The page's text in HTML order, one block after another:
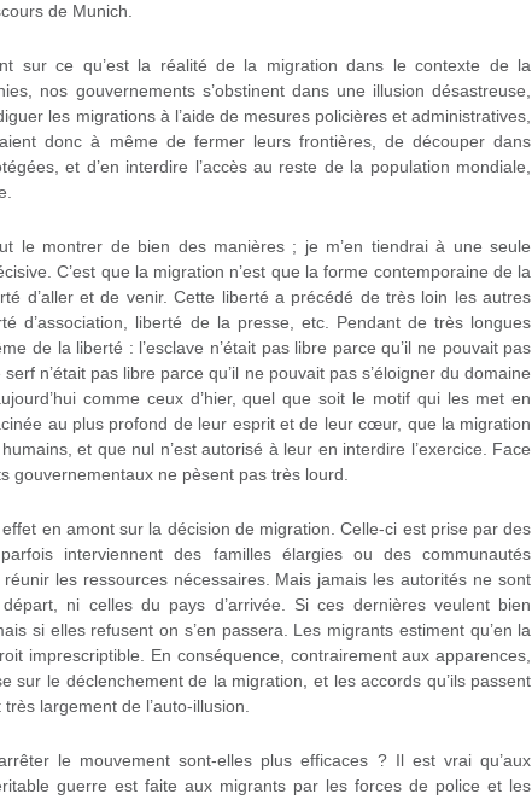
de Munich.
sur ce qu’est la réalité de la migration dans le contexte de la
nos gouvernements s’obstinent dans une illusion désastreuse,
les migrations à l’aide de mesures policières et administratives,
donc à même de fermer leurs frontières, de découper dans
et d’en interdire l’accès au reste de la population mondiale,
le montrer de bien des manières ; je m’en tiendrai à une seule
C’est que la migration n’est que la forme contemporaine de la
d’aller et de venir. Cette liberté a précédé de très loin les autres
d’association, liberté de la presse, etc. Pendant de très longues
de la liberté : l’esclave n’était pas libre parce qu’il ne pouvait pas
n’était pas libre parce qu’il ne pouvait pas s’éloigner du domaine
comme ceux d’hier, quel que soit le motif qui les met en
au plus profond de leur esprit et de leur cœur, que la migration
et que nul n’est autorisé à leur en interdire l’exercice. Face
gouvernementaux ne pèsent pas très lourd.
en amont sur la décision de migration. Celle-ci est prise par des
interviennent des familles élargies ou des communautés
les ressources nécessaires. Mais jamais les autorités ne sont
ni celles du pays d’arrivée. Si ces dernières veulent bien
si elles refusent on s’en passera. Les migrants estiment qu’en la
imprescriptible. En conséquence, contrairement aux apparences,
sur le déclenchement de la migration, et les accords qu’ils passent
largement de l’auto-illusion.
le mouvement sont-elles plus efficaces ? Il est vrai qu’aux
guerre est faite aux migrants par les forces de police et les